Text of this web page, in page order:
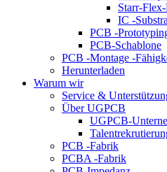
Starr-
IC -
PCB -
PCB-Schablone
PCB -Montage -
Herunterladen
Warum wir
Service &
Über UGPCB
UGPCB-
PCB -Fabrik
PCBA -Fabrik